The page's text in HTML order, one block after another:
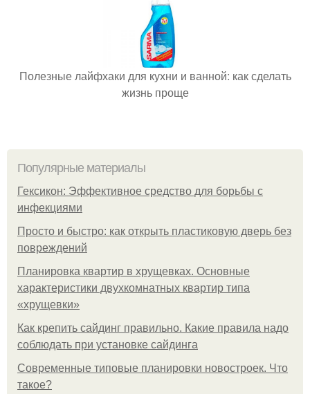
Полезные лайфхаки для кухни и ванной: как сделать
жизнь проще
Популярные материалы
Гексикон: Эффективное средство для борьбы с
инфекциями
Просто и быстро: как открыть пластиковую дверь без
повреждений
Планировка квартир в хрущевках. Основные
характеристики двухкомнатных квартир типа
«хрущевки»
Как крепить сайдинг правильно. Какие правила надо
соблюдать при установке сайдинга
Современные типовые планировки новостроек. Что
такое?